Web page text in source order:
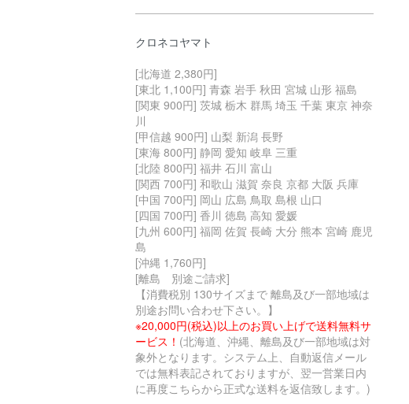
クロネコヤマト
[北海道 2,380円]
[東北 1,100円] 青森 岩手 秋田 宮城 山形 福島
[関東 900円] 茨城 栃木 群馬 埼玉 千葉 東京 神奈
川
[甲信越 900円] 山梨 新潟 長野
[東海 800円] 静岡 愛知 岐阜 三重
[北陸 800円] 福井 石川 富山
[関西 700円] 和歌山 滋賀 奈良 京都 大阪 兵庫
[中国 700円] 岡山 広島 鳥取 島根 山口
[四国 700円] 香川 徳島 高知 愛媛
[九州 600円] 福岡 佐賀 長崎 大分 熊本 宮崎 鹿児
島
[沖縄 1,760円]
[離島 別途ご請求]
【消費税別 130サイズまで 離島及び一部地域は
別途お問い合わせ下さい。】
※20,000円(税込)以上のお買い上げで送料無料サ
ービス！ (北海道、沖縄、離島及び一部地域は対
象外となります。システム上、自動返信メール
では無料表記されておりますが、翌一営業日内
に再度こちらから正式な送料を返信致します。)